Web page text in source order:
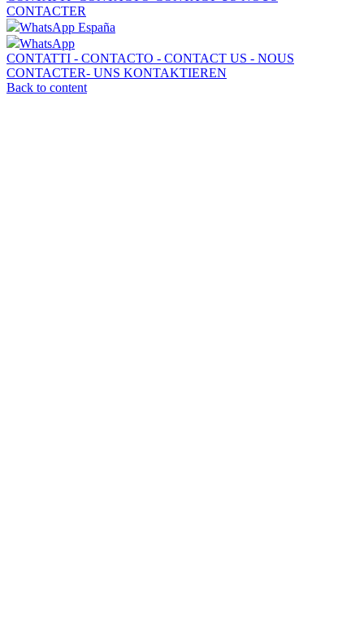
CONTACTER
WhatsApp España
WhatsApp
CONTATTI - CONTACTO - CONTACT US - NOUS
CONTACTER- UNS KONTAKTIEREN
Back to content